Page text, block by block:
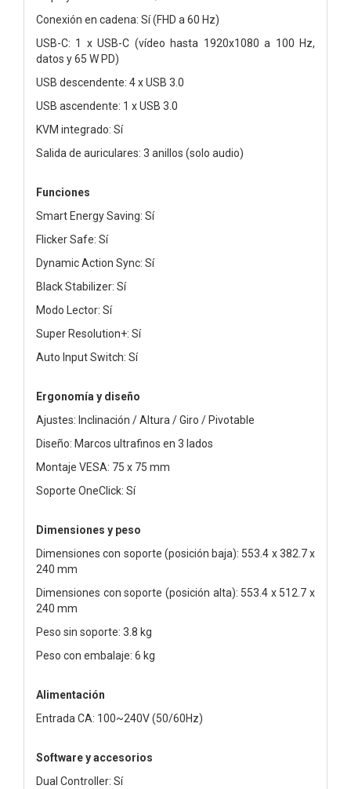
Conexión en cadena: Sí (FHD a 60 Hz)
USB-C: 1 x USB-C (vídeo hasta 1920x1080 a 100 Hz,
datos y 65 W PD)
USB descendente: 4 x USB 3.0
USB ascendente: 1 x USB 3.0
KVM integrado: Sí
Salida de auriculares: 3 anillos (solo audio)
Funciones
Smart Energy Saving: Sí
Flicker Safe: Sí
Dynamic Action Sync: Sí
Black Stabilizer: Sí
Modo Lector: Sí
Super Resolution+: Sí
Auto Input Switch: Sí
Ergonomía y diseño
Ajustes: Inclinación / Altura / Giro / Pivotable
Diseño: Marcos ultrafinos en 3 lados
Montaje VESA: 75 x 75 mm
Soporte OneClick: Sí
Dimensiones y peso
Dimensiones con soporte (posición baja): 553.4 x 382.7 x
240 mm
Dimensiones con soporte (posición alta): 553.4 x 512.7 x
240 mm
Peso sin soporte: 3.8 kg
Peso con embalaje: 6 kg
Alimentación
Entrada CA: 100~240V (50/60Hz)
Software y accesorios
Dual Controller: Sí